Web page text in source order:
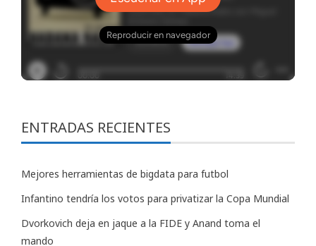
ENTRADAS RECIENTES
Mejores herramientas de bigdata para futbol
Infantino tendría los votos para privatizar la Copa Mundial
Dvorkovich deja en jaque a la FIDE y Anand toma el
mando